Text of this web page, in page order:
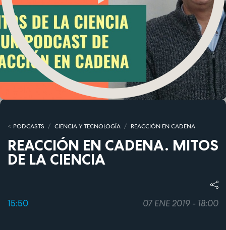
PODCASTS CIENCIA Y TECNOLOGÍA REACCIÓN EN CADENA
REACCIÓN EN CADENA. MITOS
DE LA CIENCIA
15:50 07 ENE 2019 - 18:00